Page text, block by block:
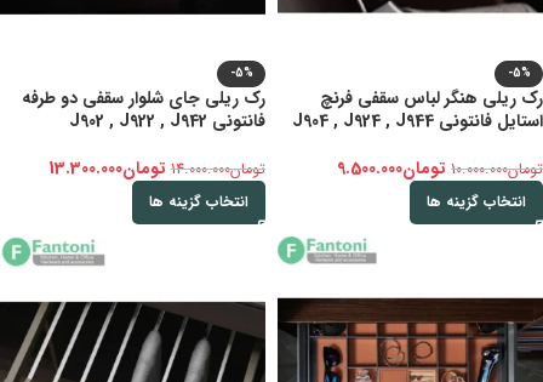
-5%
رک ریلی هنگر لباس سقفی فرنچ
استایل فانتونی J904 , J924 , J944
تومان10.000.000 تومان9.500.000
انتخاب گزینه ها
-5%
رک ریلی جای شلوار سقفی دو طرفه
فانتونی J902 , J922 , J942
تومان14.000.000 تومان13.300.000
انتخاب گزینه ها